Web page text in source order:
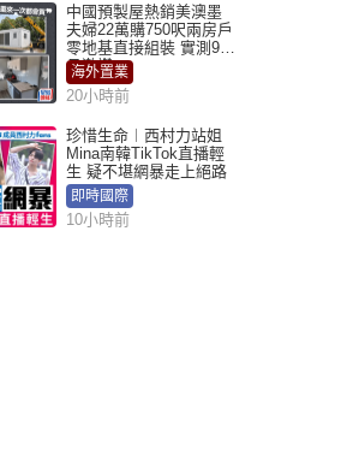
中國預製屋熱銷美澳墨
夫婦22萬購750呎兩房戶
零地基直接組裝 實測9個
月激讚
海外置業
20小時前
珍惜生命︱西村力站姐
Mina南韓TikTok直播輕
生 疑不堪網暴走上絕路
即時國際
10小時前